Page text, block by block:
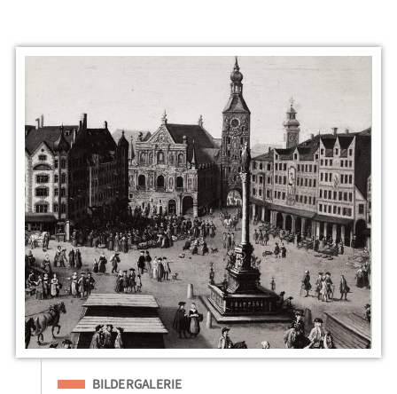
Eingeordnet unter
BILDERGALERIE